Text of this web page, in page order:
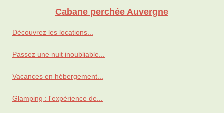
Cabane perchée Auvergne
Découvrez les locations...
Passez une nuit inoubliable...
Vacances en hébergement...
Glamping : l'expérience de...